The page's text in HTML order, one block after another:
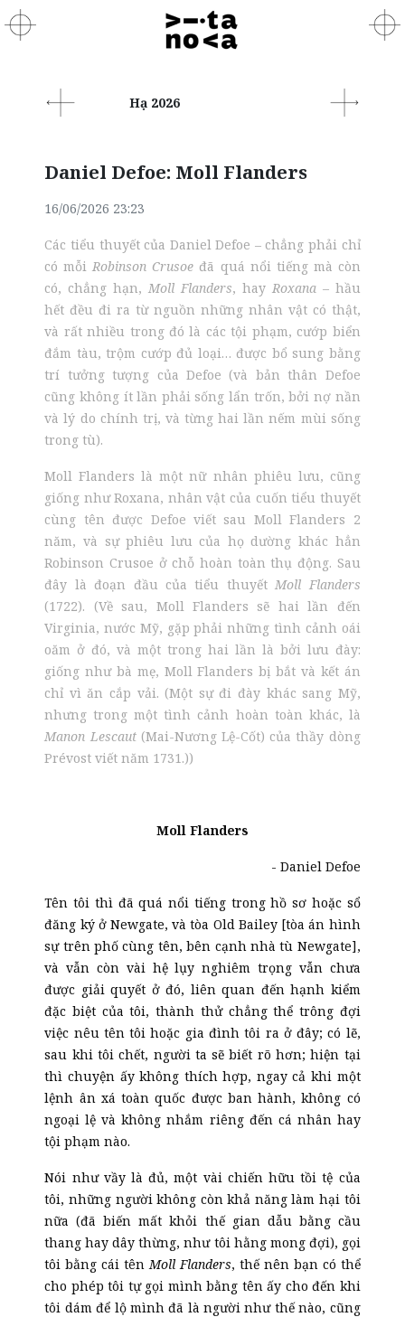
Hạ 2026
Daniel Defoe: Moll Flanders
16/06/2026 23:23
Các tiểu thuyết của Daniel Defoe – chẳng phải chỉ
có mỗiRobinson Crusoe đã quá nổi tiếng mà còn
có, chẳng hạn,Moll Flanders, hay Roxana– hầu
hết đều đi ra từ nguồn những nhân vật có thật,
và rất nhiều trong đó là các tội phạm, cướp biển
đắm tàu, trộm cướp đủ loại… được bổ sung bằng
trí tưởng tượng của Defoe (và bản thân Defoe
cũng không ít lần phải sống lẩn trốn, bởi nợ nần
và lý do chính trị, và từng hai lần nếm mùi sống
trong tù).
Moll Flanders là một nữ nhân phiêu lưu, cũng
giống như Roxana, nhân vật của cuốn tiểu thuyết
cùng tên được Defoe viết sau Moll Flanders 2
năm, và sự phiêu lưu của họ dường khác hẳn
Robinson Crusoe ở chỗ hoàn toàn thụ động. Sau
đây là đoạn đầu của tiểu thuyếtMoll Flanders
(1722). (Về sau, Moll Flanders sẽ hai lần đến
Virginia, nước Mỹ, gặp phải những tình cảnh oái
oăm ở đó, và một trong hai lần là bởi lưu đày:
giống như bà mẹ, Moll Flanders bị bắt và kết án
chỉ vì ăn cắp vải. (Một sự đi đày khác sang Mỹ,
nhưng trong một tình cảnh hoàn toàn khác, là
Manon Lescaut(Mai-Nương Lệ-Cốt) của thầy dòng
Prévost viết năm 1731.))
Moll Flanders
- Daniel Defoe
Tên tôi thì đã quá nổi tiếng trong hồ sơ hoặc sổ
đăng ký ở Newgate, và tòa Old Bailey [tòa án hình
sự trên phố cùng tên, bên cạnh nhà tù Newgate],
và vẫn còn vài hệ lụy nghiêm trọng vẫn chưa
được giải quyết ở đó, liên quan đến hạnh kiểm
đặc biệt của tôi, thành thử chẳng thể trông đợi
việc nêu tên tôi hoặc gia đình tôi ra ở đây; có lẽ,
sau khi tôi chết, người ta sẽ biết rõ hơn; hiện tại
thì chuyện ấy không thích hợp, ngay cả khi một
lệnh ân xá toàn quốc được ban hành, không có
ngoại lệ và không nhắm riêng đến cá nhân hay
tội phạm nào.
Nói như vầy là đủ, một vài chiến hữu tồi tệ của
tôi, những người không còn khả năng làm hại tôi
nữa (đã biến mất khỏi thế gian dẫu bằng cầu
thang hay dây thừng, như tôi hằng mong đợi), gọi
tôi bằng cái tênMoll Flanders, thế nên bạn có thể
cho phép tôi tự gọi mình bằng tên ấy cho đến khi
tôi dám để lộ mình đã là người như thế nào, cũng